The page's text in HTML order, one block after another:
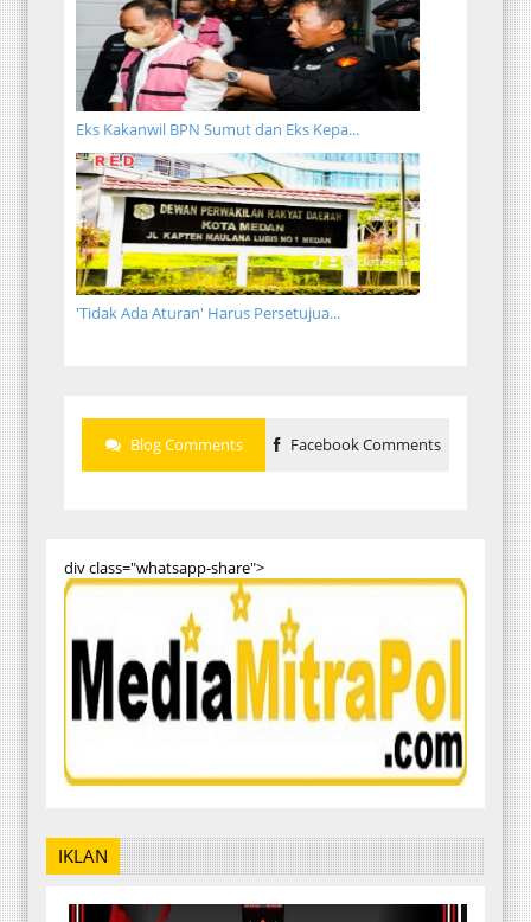
Eks Kakanwil BPN Sumut dan Eks Kepa...
'Tidak Ada Aturan' Harus Persetujua...
Blog Comments Facebook Comments
div class="whatsapp-share">
IKLAN